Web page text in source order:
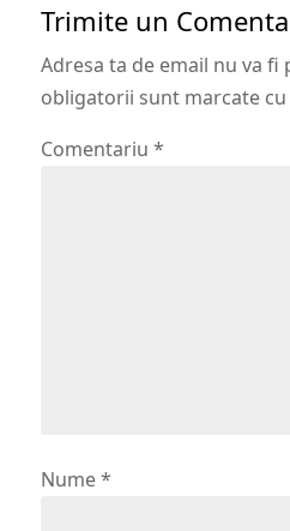
Trimite un
Adresa ta de email nu va fi
obligatorii sunt marcate cu
Comentariu *
Nume*